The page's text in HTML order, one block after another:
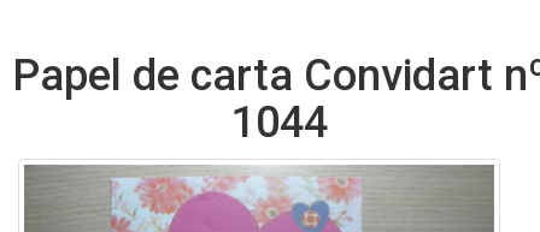
Papel de carta Convidart
1044